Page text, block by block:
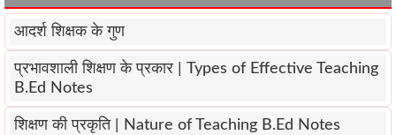
आदर्श शिक्षक के गुण
प्रभावशाली शिक्षण के प्रकार | Types of Effective Teaching
B.Ed Notes
शिक्षण की प्रकृति | Nature of Teaching B.Ed Notes